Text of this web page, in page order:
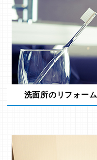
洗面所のリフォーム